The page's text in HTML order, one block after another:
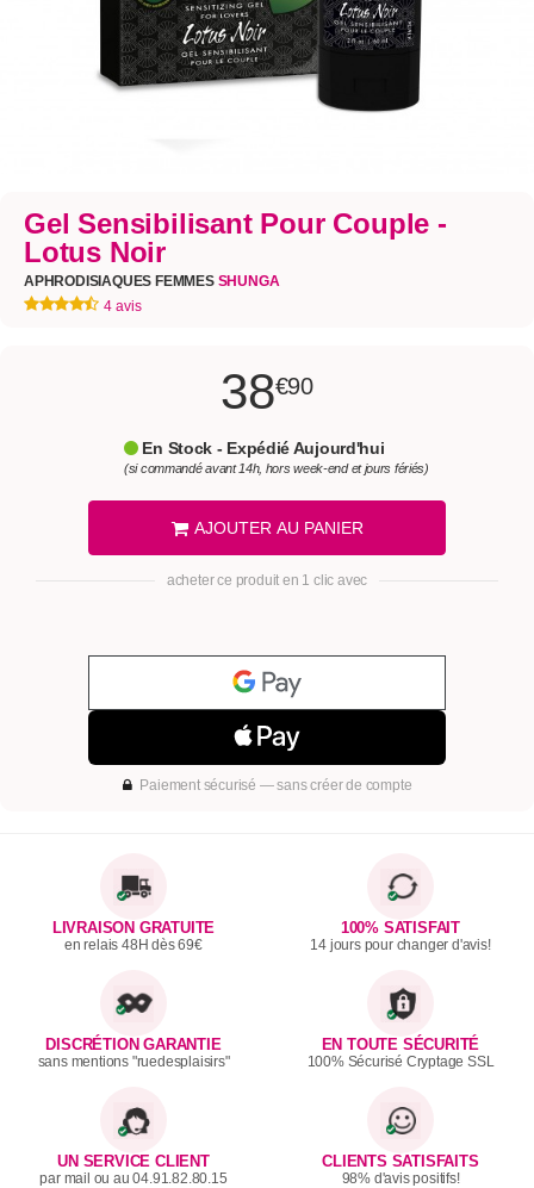
Gel Sensibilisant Pour Couple -
Lotus Noir
APHRODISIAQUES FEMMES SHUNGA
4 avis
38€90
En Stock - Expédié Aujourd'hui
(si commandé avant 14h, hors week-end et jours fériés)
AJOUTER AU PANIER
acheter ce produit en 1 clic avec
Paiement sécurisé — sans créer de compte
LIVRAISON GRATUITE
en relais 48H dès 69€
100% SATISFAIT
14 jours pour changer d'avis!
DISCRÉTION GARANTIE
sans mentions "ruedesplaisirs"
EN TOUTE SÉCURITÉ
100% Sécurisé Cryptage SSL
UN SERVICE CLIENT
par mail ou au 04.91.82.80.15
CLIENTS SATISFAITS
98% d'avis positifs!